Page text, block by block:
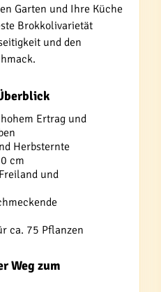
Garten und Ihre Küche
Brokkolivarietät
und den
Ertrag und
Herbsternte
cm
und
ca. 75 Pflanzen
Weg zum